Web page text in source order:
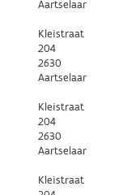
Aartselaar
Kleistraat
204
2630
Aartselaar
Kleistraat
204
2630
Aartselaar
Kleistraat